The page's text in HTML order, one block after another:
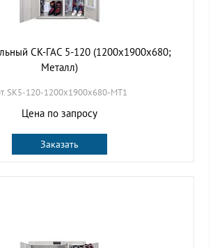
СК-ГАС 5-120 (1200х1900х680;
Металл)
SK5-120-1200х1900х680-МТ1
Цена по запросу
Заказать